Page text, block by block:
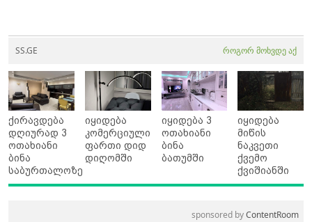
SS.GE როგორ მოხვდე აქ
ქირავდება
დღიურად 3
ოთახიანი
ბინა
საბურთალოზე
იყიდება
კომერციული
ფართი დიდ
დიღომში
იყიდება 3
ოთახიანი
ბინა
ბათუმში
იყიდება
მიწის
ნაკვეთი
ქვემო
ქვიშიანში
sponsored byContentRoom